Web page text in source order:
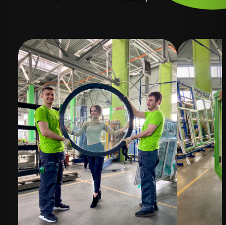
ВОРОНЕЖСКИЙ
ОКОННЫЙ
ЗАВОД
Воронежский оконный завод —
крупнейший производитель окон